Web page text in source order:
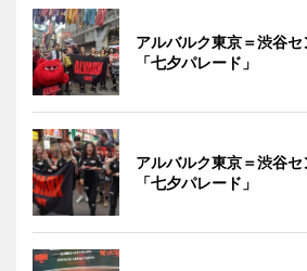
アルバルク東京＝渋谷
「七夕パレード」
アルバルク東京＝渋谷
「七夕パレード」